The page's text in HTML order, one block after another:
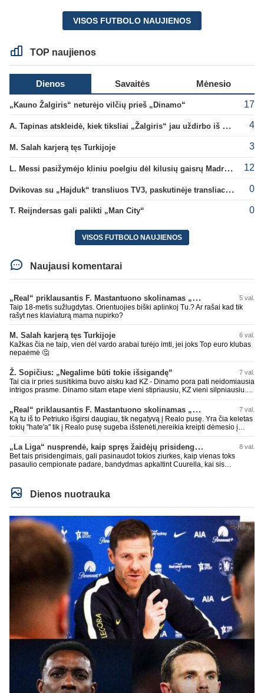
VISOS FUTBOLO NAUJIENOS
TOP naujienos
Dienos Savaitės Mėnesio
„Kauno Žalgiris“ neturėjo vilčių prieš „Dinamo“ 17
A. Tapinas atskleidė, kiek tiksliai „Žalgiris“ jau uždirbo iš UEFA premijų 4
M. Salah karjerą tęs Turkijoje 3
L. Messi pasižymėjo kliniu poelgiu dėl kilusių gaisrų Madride 12
Dvikovas su „Hajduk“ transliuos TV3, paskutinėje transliacijoje – nauji rekordai 0
T. Reijndersas gali palikti „Man City“ 0
VISOS FUTBOLO NAUJIENOS
Naujausi komentarai
„Real“ priklausantis F. Mastantuono skolinamas „Fiorentina“ ekipai 5 val.
Taip 18-metis sužlugdytas. Orientuojies biški aplinkoj Tu.? Ar rašai kad tik
rašyt nes klaviaturą mama nupirko?
M. Salah karjerą tęs Turkijoje 6 val.
Kažkas čia ne taip, vien dėl vardo arabai turėjo imti, jei joks Top euro klubas
nepaėmė 🤔
Ž. Sopičius: „Negalime būti tokie išsigandę“ 7 val.
Tai cia ir pries susitikima buvo aisku kad KZ - Dinamo pora pati neidomiausia
intrigos prasme. Dinamo sitam etape vieni stipriausiu, KZ vieni silpniausiu.
„Real“ priklausantis F. Mastantuono skolinamas „Fiorentina“ ekipai 7 val.
Ką tu iš to Petriuko išgirsi daugiau, tik negatyvą į Realo pusę. Yra čia keletas
tokių "hate'a" tik į Realo pusę sugeba išstenėti,nereikia kreipti dėmesio į
„La Liga“ nusprendė, kaip spręs žaidėjų prisidengimo burnomis klausimą 8 val.
Bet tais prisidengimais, gali pasinaudot tokios ziurkes, kaip vienas toks
pasaulio cempionate padare, bandydmas apkaltint Cuurella, kai sis
Dienos nuotrauka